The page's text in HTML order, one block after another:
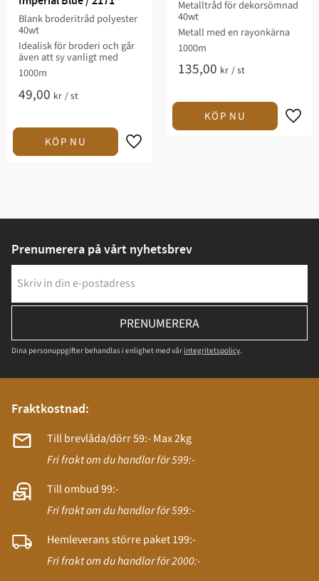
Blank broderitråd polyester
40wt
Idealisk för broderi och går
även att sy vanligt med
1000m
49,00 kr /st
Metalltråd för dekorsömnad
40wt
Metall med en rayonkärna
1000m
135,00 kr /st
Prenumerera på vårt nyhetsbrev
PRENUMERERA
Dina personuppgifter behandlas i enlighet med vår integritetspolicy.
Fraktkostnad:
Till brevlåda/dörr 59:- Max 2kg
Fri frakt om du handlar för 599:-
Till ombud 99:-
Fri frakt om du handlar för 599:-
Hemleverans större paket 199:-
Fri frakt om du handlar för 2000:-